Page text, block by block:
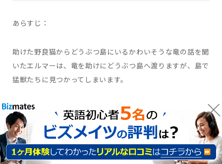
あらすじ：
助けた野良猫からどうぶつ島にいるかわいそうな竜の話を聞
いたエルマーは、竜を助けにどうぶつ島へ渡りますが、島で
猛獣たちに見つかってしまいます。
侵入者として追われるエルマーは、無事にかわいそうな竜を
助けられるのでしょうか？
1946年にルース・スタイルス・ガネットによって書かれた